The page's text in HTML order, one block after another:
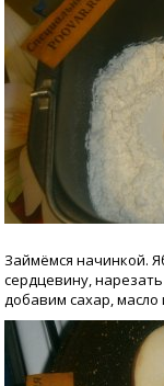
Займёмся начинкой.
сердцевину,
добавим сахар, масло